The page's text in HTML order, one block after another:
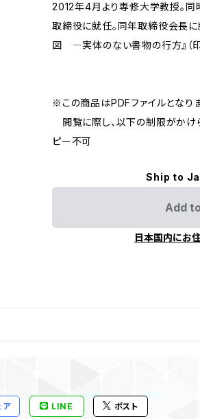
2012年4月より専修大学教授。同
取締役に就任。同年取締役会長
図 ―実体のない書物の行方』（
※この商品はPDFファイルとなりま
閲覧に際し、以下の制限がかけ
ピー不可
Ship to
Add
日本国内にお
ア LINE ポスト